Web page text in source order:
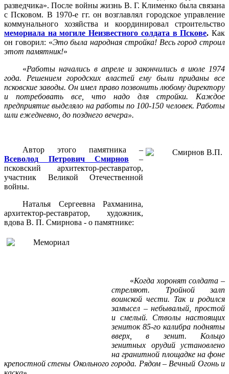
разведчика». После войны жизнь В. Г. Клименко была связана
с Псковом. В 1970-е гг. он возглавлял городское управление
коммунального хозяйства и координировал строительство
мемориала на могиле Неизвестного солдата в Пскове.Как
он говорил: «Это была народная стройка! Весь город строил
этот памятник!»
«Работы начались в апреле и закончились в июле 1974
года. Решением городских властей ему были приданы все
псковские заводы. Он имел право позвонить любому директору
и потребовать все, что надо для стройки. Каждое
предприятие выделяло на работы по 100-150 человек. Работы
шли ежедневно, до позднего вечера».
Автор этого памятника –
Всеволод Петрович Смирнов –
псковский архитектор-реставратор,
участник Великой Отечественной
войны.
Наталья Сергеевна Рахманина,
архитектор-реставратор, художник,
вдова В. П. Смирнова - о памятнике:
«Когда хоронят солдата –
стреляют. Тройной залп
воинской чести. Так и родился
замысел – небывалый, простой
и смелый. Стволы настоящих
зениток 85-го калибра подняты
вверх, в зенит. Кольцо
зенитных орудий установлено
на гранитной площадке на фоне
крепостной стены Окольного города. Рядом – Вечный Огонь и